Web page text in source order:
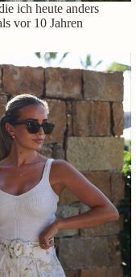
ich heute anders
vor 10 Jahren